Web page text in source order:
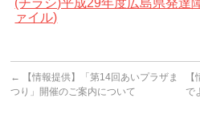
ァイル)
←
【情報提供】「第14回あいプラザま
つり」開催のご案内について
で